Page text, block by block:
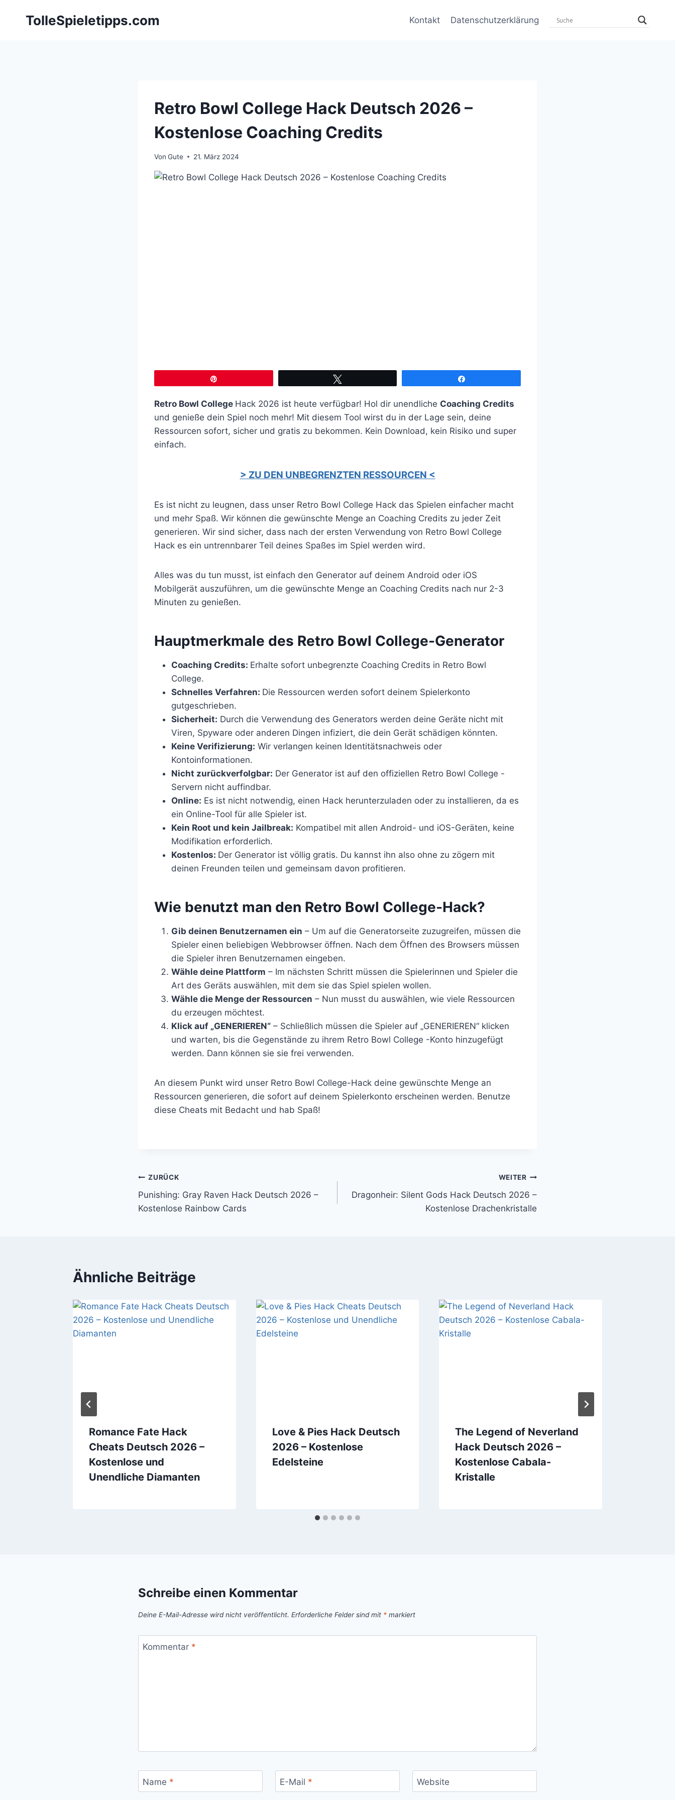
TolleSpieletipps.com Kontakt Datenschutzerklärung
Retro Bowl College Hack Deutsch 2026 –
Kostenlose Coaching Credits
Von Gute 21. März 2024
Retro Bowl College Hack 2026 ist heute verfügbar! Hol dir unendliche Coaching Credits
und genieße dein Spiel noch mehr! Mit diesem Tool wirst du in der Lage sein, deine
Ressourcen sofort, sicher und gratis zu bekommen. Kein Download, kein Risiko und super
einfach.
> ZU DEN UNBEGRENZTEN RESSOURCEN <
Es ist nicht zu leugnen, dass unser Retro Bowl College Hack das Spielen einfacher macht
und mehr Spaß. Wir können die gewünschte Menge an Coaching Credits zu jeder Zeit
generieren. Wir sind sicher, dass nach der ersten Verwendung von Retro Bowl College
Hack es ein untrennbarer Teil deines Spaßes im Spiel werden wird.
Alles was du tun musst, ist einfach den Generator auf deinem Android oder iOS
Mobilgerät auszuführen, um die gewünschte Menge an Coaching Credits nach nur 2-3
Minuten zu genießen.
​Hauptmerkmale des Retro Bowl College-Generator
Coaching Credits: Erhalte sofort unbegrenzte Coaching Credits in Retro Bowl
College.
Schnelles Verfahren: Die Ressourcen werden sofort deinem Spielerkonto
gutgeschrieben.
Sicherheit: Durch die Verwendung des Generators werden deine Geräte nicht mit
Viren, Spyware oder anderen Dingen infiziert, die dein Gerät schädigen könnten.
Keine Verifizierung: Wir verlangen keinen Identitätsnachweis oder
Kontoinformationen.
Nicht zurückverfolgbar: Der Generator ist auf den offiziellen Retro Bowl College -
Servern nicht auffindbar.
Online: Es ist nicht notwendig, einen Hack herunterzuladen oder zu installieren, da es
ein Online-Tool für alle Spieler ist.
Kein Root und kein Jailbreak: Kompatibel mit allen Android- und iOS-Geräten, keine
Modifikation erforderlich.
Kostenlos: Der Generator ist völlig gratis. Du kannst ihn also ohne zu zögern mit
deinen Freunden teilen und gemeinsam davon profitieren.
​Wie benutzt man den Retro Bowl College-Hack?
Gib deinen Benutzernamen ein – Um auf die Generatorseite zuzugreifen, müssen die
Spieler einen beliebigen Webbrowser öffnen. Nach dem Öffnen des Browsers müssen
die Spieler ihren Benutzernamen eingeben.
Wähle deine Plattform – Im nächsten Schritt müssen die Spielerinnen und Spieler die
Art des Geräts auswählen, mit dem sie das Spiel spielen wollen.
Wähle die Menge der Ressourcen – Nun musst du auswählen, wie viele Ressourcen
du erzeugen möchtest.
Klick auf „GENERIEREN“ – Schließlich müssen die Spieler auf „GENERIEREN“ klicken
und warten, bis die Gegenstände zu ihrem Retro Bowl College -Konto hinzugefügt
werden. Dann können sie sie frei verwenden.
An diesem Punkt wird unser Retro Bowl College-Hack deine gewünschte Menge an
Ressourcen generieren, die sofort auf deinem Spielerkonto erscheinen werden. Benutze
diese Cheats mit Bedacht und hab Spaß!
Beitragsnavigation
ZURÜCK
Punishing: Gray Raven Hack Deutsch 2026 –
Kostenlose Rainbow Cards
WEITER
Dragonheir: Silent Gods Hack Deutsch 2026 –
Kostenlose Drachenkristalle
Ähnliche Beiträge
Romance Fate Hack
Cheats Deutsch 2026 –
Kostenlose und
Unendliche Diamanten
Love & Pies Hack Deutsch
2026 – Kostenlose
Edelsteine
The Legend of Neverland
Hack Deutsch 2026 –
Kostenlose Cabala-
Kristalle
Schreibe einen Kommentar
Deine E-Mail-Adresse wird nicht veröffentlicht. Erforderliche Felder sind mit * markiert
Kommentar *
Name * E-Mail * Website